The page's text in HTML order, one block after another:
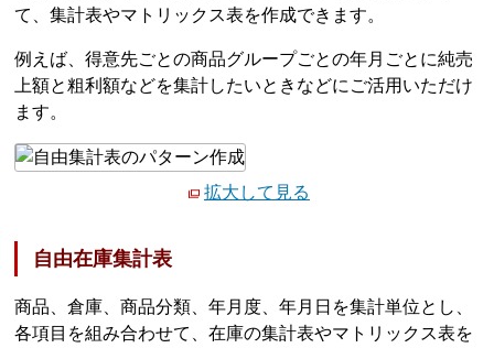
て、集計表やマトリックス表を作成できます。
例えば、得意先ごとの商品グループごとの年月ごとに純売
上額と粗利額などを集計したいときなどにご活用いただけ
ます。
拡大して見る
自由在庫集計表
商品、倉庫、商品分類、年月度、年月日を集計単位とし、
各項目を組み合わせて、在庫の集計表やマトリックス表を